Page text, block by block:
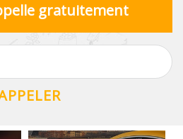
gratuitement